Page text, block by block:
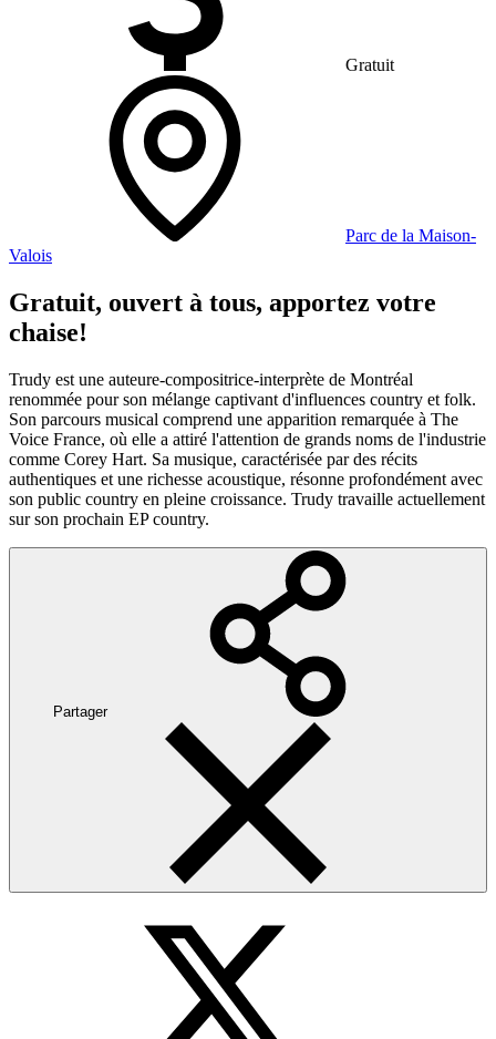
Gratuit
Parc de la Maison-
Valois
Gratuit, ouvert à tous, apportez votre
chaise!
Trudy est une auteure-compositrice-interprète de Montréal
renommée pour son mélange captivant d'influences country et folk.
Son parcours musical comprend une apparition remarquée à The
Voice France, où elle a attiré l'attention de grands noms de l'industrie
comme Corey Hart. Sa musique, caractérisée par des récits
authentiques et une richesse acoustique, résonne profondément avec
son public country en pleine croissance. Trudy travaille actuellement
sur son prochain EP country.
Partager